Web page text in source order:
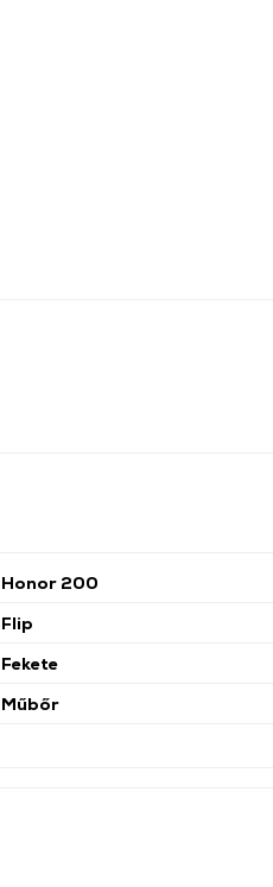
Honor 200
Flip
Fekete
Műbőr